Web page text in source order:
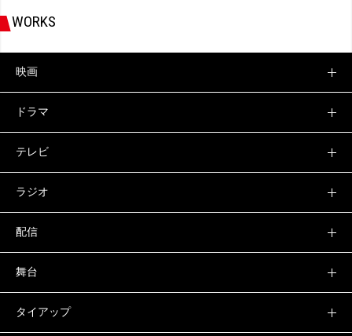
WORKS
映画
ドラマ
テレビ
ラジオ
配信
舞台
タイアップ